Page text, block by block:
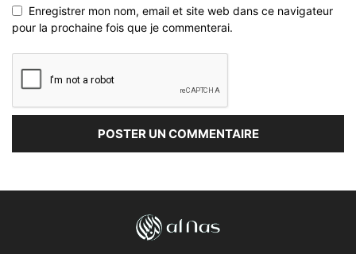
Enregistrer mon nom, email et site web dans ce navigateur
pour la prochaine fois que je commenterai.